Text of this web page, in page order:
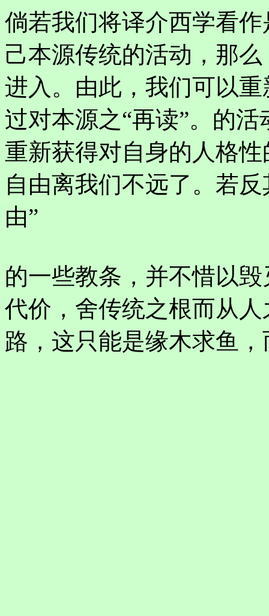
倘若我们将译介西学看
己本源传统的活动，那
进入。由此，我们可以
过对本源之“再读”。的
重新获得对自身的人格
自由离我们不远了。若
由”
的一些教条，并不惜以
代价，舍传统之根而从
路，这只能是缘木求鱼